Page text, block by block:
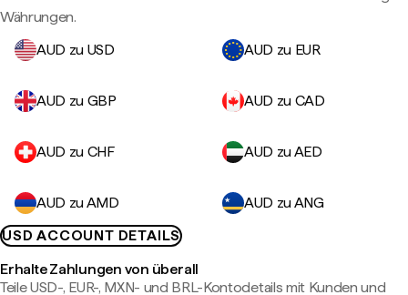
Währungen.
AUD zu USD
AUD zu EUR
AUD zu GBP AUD zu CAD
AUD zu CHF AUD zu AED
AUD zu AMD
AUD zu ANG
USD ACCOUNT DETAILS
Erhalte Zahlungen von überall
Teile USD-, EUR-, MXN- und BRL-Kontodetails mit Kunden und